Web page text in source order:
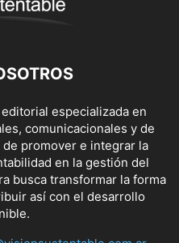
especializada en
comunicacionales y de
promover e integrar la
en la gestión del
busca transformar la forma
así con el desarrollo